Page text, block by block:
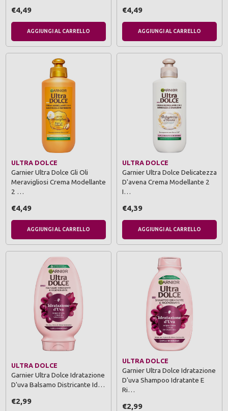
€4,49
AGGIUNGI AL CARRELLO
€4,49
AGGIUNGI AL CARRELLO
ULTRA DOLCE
Garnier Ultra Dolce Gli Oli
Meravigliosi Crema Modellante
2 …
€4,49
AGGIUNGI AL CARRELLO
ULTRA DOLCE
Garnier Ultra Dolce Delicatezza
D'avena Crema Modellante 2
I…
€4,39
AGGIUNGI AL CARRELLO
ULTRA DOLCE
Garnier Ultra Dolce Idratazione
D'uva Balsamo Districante Id…
€2,99
ULTRA DOLCE
Garnier Ultra Dolce Idratazione
D'uva Shampoo Idratante E
Ri…
€2,99